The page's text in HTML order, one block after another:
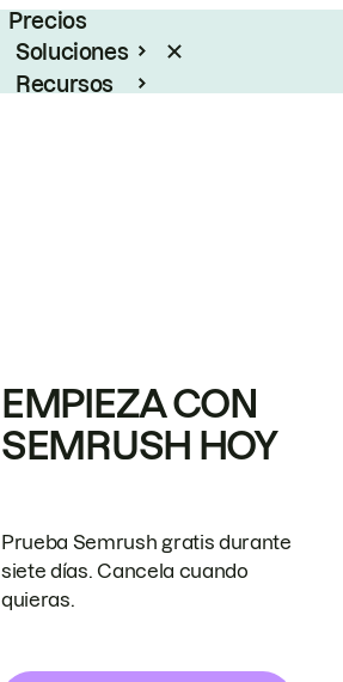
Precios
Soluciones
Recursos
EMPIEZA CON
SEMRUSH HOY
Prueba Semrush gratis durante
siete días. Cancela cuando
quieras.